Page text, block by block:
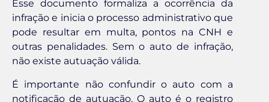
Esse documento formaliza a ocorrência da
infração e inicia o processo administrativo que
pode resultar em multa, pontos na CNH e
outras penalidades. Sem o auto de infração,
não existe autuação válida.
É importante não confundir o auto com a
notificação de autuação. O auto é o registro